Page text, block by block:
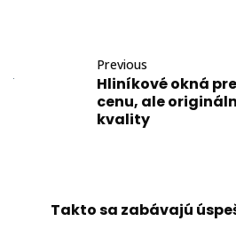
Previous
Hliníkové okná
cenu, ale
kvality
Takto sa zabávajú